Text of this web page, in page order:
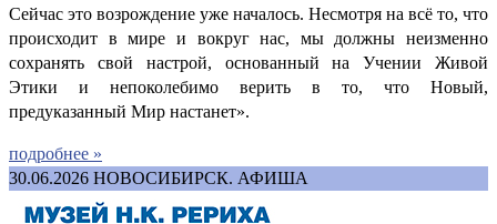
Сейчас это возрождение уже началось. Несмотря на всё то, что
происходит в мире и вокруг нас, мы должны неизменно
сохранять свой настрой, основанный на Учении Живой
Этики и непоколебимо верить в то, что Новый,
предуказанный Мир настанет».
подробнее »
30.06.2026 НОВОСИБИРСК. АФИША